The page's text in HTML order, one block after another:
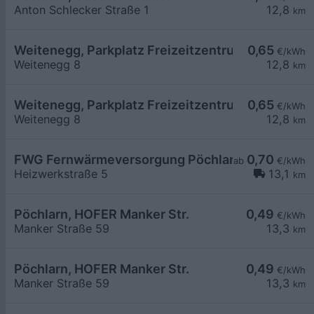
12,8 km
Anton Schlecker Straße 1
0,65 €/kWh
12,8 km
Weitenegg, Parkplatz Freizeitzentrum
Weitenegg 8
0,65 €/kWh
12,8 km
Weitenegg, Parkplatz Freizeitzentrum
Weitenegg 8
ab 0,70 €/kWh
13,1 km
FWG Fernwärmeversorgung Pöchlarn
Heizwerkstraße 5
0,49 €/kWh
13,3 km
Pöchlarn, HOFER Manker Str.
Manker Straße 59
0,49 €/kWh
13,3 km
Pöchlarn, HOFER Manker Str.
Manker Straße 59